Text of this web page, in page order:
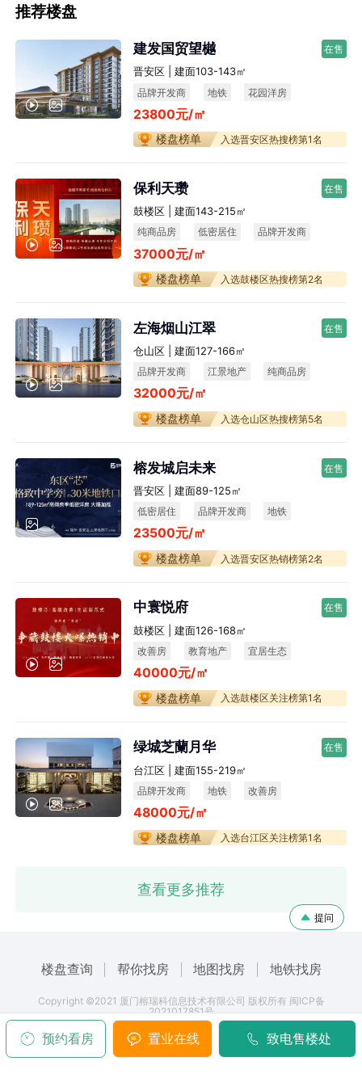
推荐楼盘
建发国贸望樾 在售
晋安区 | 建面103-143㎡
品牌开发商 地铁 花园洋房
23800元/㎡
楼盘榜单 入选晋安区热搜榜第1名
保利天瓒 在售
鼓楼区 | 建面143-215㎡
纯商品房 低密居住 品牌开发商
37000元/㎡
楼盘榜单 入选鼓楼区热搜榜第2名
左海烟山江翠 在售
仓山区 | 建面127-166㎡
品牌开发商 江景地产
纯商品房
宜居生态
32000元/㎡
楼盘榜单 入选仓山区热搜榜第5名
榕发城启未来 在售
晋安区 | 建面89-125㎡
低密居住 品牌开发商 地铁
23500元/㎡
楼盘榜单 入选晋安区热销榜第2名
中寰悦府 在售
鼓楼区 | 建面126-168㎡
改善房 教育地产
宜居生态
不限购
40000元/㎡
楼盘榜单 入选鼓楼区关注榜第1名
绿城芝蘭月华 在售
台江区 | 建面155-219㎡
品牌开发商 地铁
改善房
宜居生态
48000元/㎡
楼盘榜单 入选台江区关注榜第1名
查看更多推荐
提问
楼盘查询 帮你找房 地图找房 地铁找房
Copyright ©2021 厦门榕瑞科信息技术有限公司 版权所有 闽ICP备
2021017851号
预约看房 置业在线 致电售楼处